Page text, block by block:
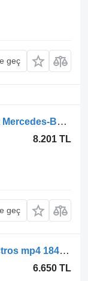
geç
Mercedes-Benz Actros MP4 Antos Arocs (2012-) çekici için Air Spring Bracket Mercedes-Benz Actros MP4 1840 (01.12-) A9603283541
8.201 TL
geç
Mercedes-Benz Actros MP4 Antos Arocs (2012-) çekici için Mercedes-Benz actros mp4 1840 (01.12-) A9603230717 denge çubuğu
6.650 TL